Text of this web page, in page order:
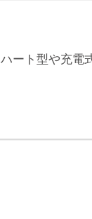
ハート型や充電